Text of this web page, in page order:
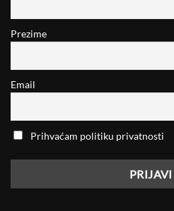
Prezime
Email
Prihvaćam politiku privatnosti